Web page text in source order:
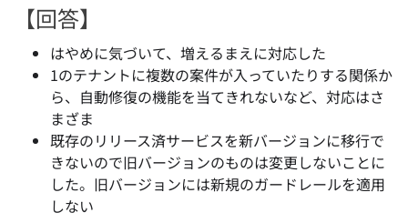
【回答】
はやめに気づいて、増えるまえに対応した
1のテナントに複数の案件が入っていたりする関係か
ら、自動修復の機能を当てきれないなど、対応はさ
まざま
既存のリリース済サービスを新バージョンに移行で
きないので旧バージョンのものは変更しないことに
した。旧バージョンには新規のガードレールを適用
しない